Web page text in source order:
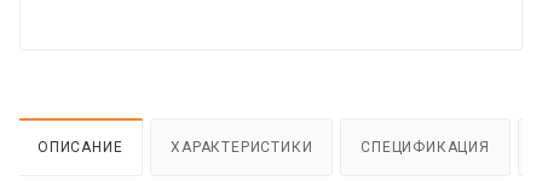
ОПИСАНИЕ ХАРАКТЕРИСТИКИ СПЕЦИФИКАЦИЯ